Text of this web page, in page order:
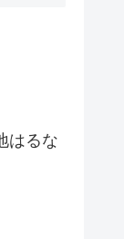
はるな